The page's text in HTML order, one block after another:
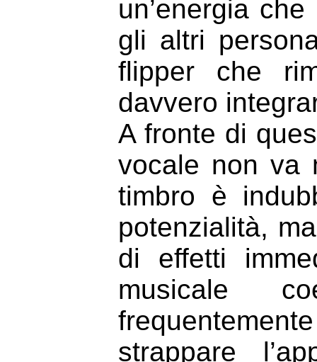
un’energia
gli altri
flipper che
davvero
A fronte di
vocale non va
timbro è
potenzialità,
di effetti
musicale
strappare